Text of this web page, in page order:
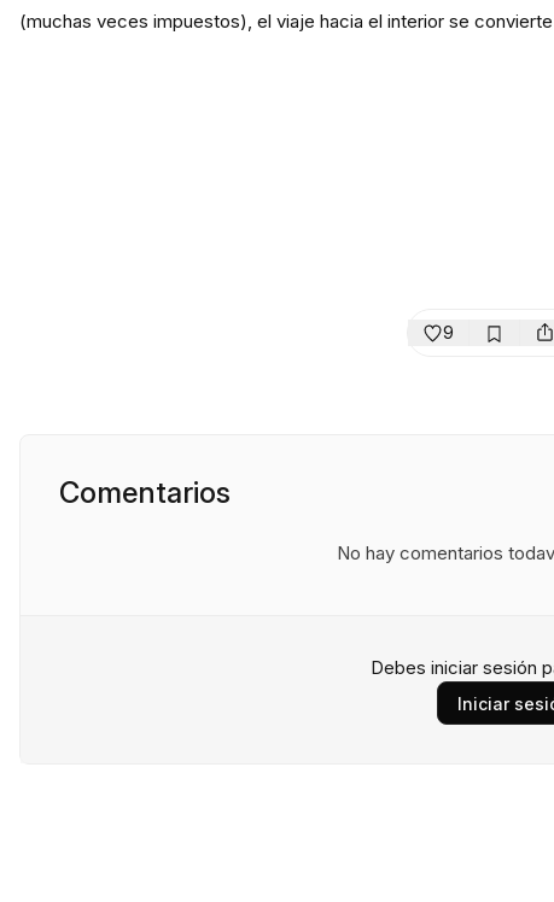
(muchas veces impuestos), el viaje hacia el interior se
9
Comentarios
No hay comentarios
Debes iniciar sesión
Iniciar